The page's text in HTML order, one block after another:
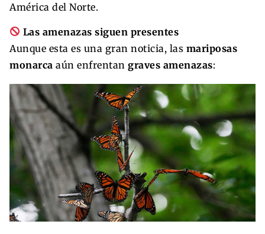
América del Norte.
Las amenazas siguen presentes
Aunque esta es una gran noticia, las mariposas
monarca aún enfrentan graves amenazas: